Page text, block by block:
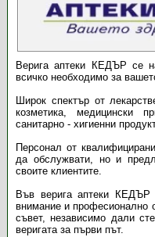
Верига аптеки КЕДЪР се
всичко необходимо за
Широк спектър от
козметика, медицински
санитарно - хигиенни
Персонал от
да обслужвати, но и
своите клиентите.
Във верига аптеки
внимание и професионално
съвет, независимо дали
веригата за първи път.